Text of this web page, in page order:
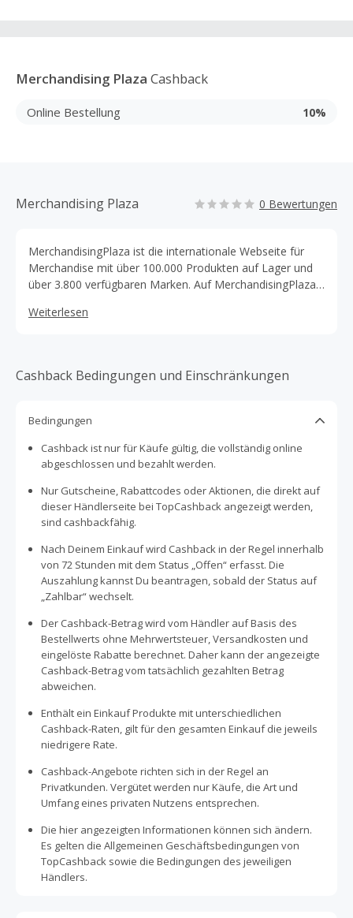
Merchandising Plaza Cashback
Online Bestellung 10%
Merchandising Plaza 0 Bewertungen
MerchandisingPlaza ist die internationale Webseite für
Merchandise mit über 100.000 Produkten auf Lager und
über 3.800 verfügbaren Marken. Auf MerchandisingPlaza
Fernsehen, Filme und vieles mehr.
Weiterlesen
Cashback Bedingungen und Einschränkungen
Bedingungen
Cashback ist nur für Käufe gültig, die vollständig online
abgeschlossen und bezahlt werden.
Nur Gutscheine, Rabattcodes oder Aktionen, die direkt auf
dieser Händlerseite bei TopCashback angezeigt werden,
sind cashbackfähig.
Nach Deinem Einkauf wird Cashback in der Regel innerhalb
von 72 Stunden mit dem Status „Offen“ erfasst. Die
Auszahlung kannst Du beantragen, sobald der Status auf
„Zahlbar“ wechselt.
Der Cashback-Betrag wird vom Händler auf Basis des
Bestellwerts ohne Mehrwertsteuer, Versandkosten und
eingelöste Rabatte berechnet. Daher kann der angezeigte
Cashback-Betrag vom tatsächlich gezahlten Betrag
abweichen.
Enthält ein Einkauf Produkte mit unterschiedlichen
Cashback-Raten, gilt für den gesamten Einkauf die jeweils
niedrigere Rate.
Cashback-Angebote richten sich in der Regel an
Privatkunden. Vergütet werden nur Käufe, die Art und
Umfang eines privaten Nutzens entsprechen.
Die hier angezeigten Informationen können sich ändern.
Es gelten die Allgemeinen Geschäftsbedingungen von
TopCashback sowie die Bedingungen des jeweiligen
Händlers.